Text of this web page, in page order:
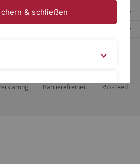
Tübingen, Tübingen
Barrierefreiheit RSS-Feed
& schließen